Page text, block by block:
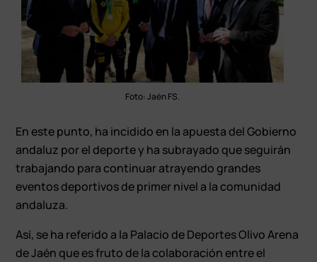
Foto: Jaén FS.
En este punto, ha incidido en la apuesta del Gobierno
andaluz por el deporte y ha subrayado que seguirán
trabajando para continuar atrayendo grandes
eventos deportivos de primer nivel a la comunidad
andaluza.
Así, se ha referido a la Palacio de Deportes Olivo Arena
de Jaén que es fruto de la colaboración entre el